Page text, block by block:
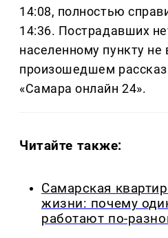
14:08, полностью
14:36. Пострадавших
населенному пункту не
произошедшем
«Самара онлайн 24».
Читайте также:
Самарская
жизни: почему
работают по-